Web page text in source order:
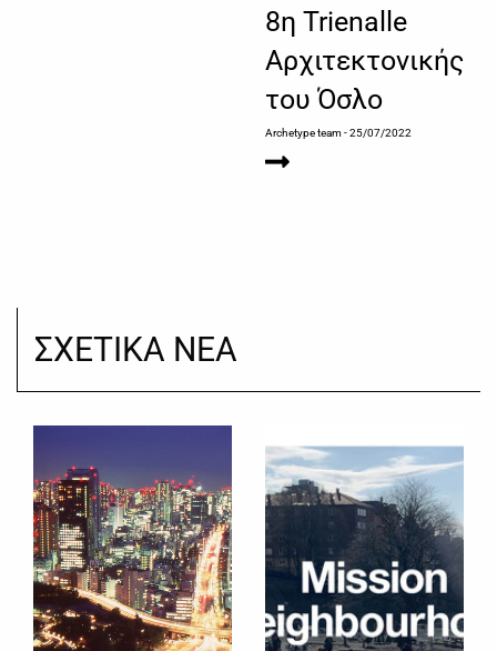
8η Trienalle
Αρχιτεκτονικής
του Όσλο
Archetype team- 25/07/2022
ΣΧΕΤΙΚΑ ΝΕΑ